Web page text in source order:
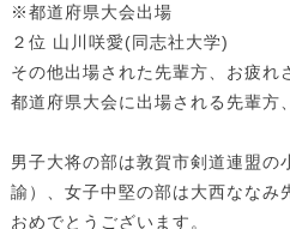
※都道府県大会出場
２位 山川咲愛(同志社大学)
その他出場された先輩方、お疲れ
都道府県大会に出場される先輩方
男子大将の部は敦賀市剣道連盟の
諭）、女子中堅の部は大西ななみ
おめでとうございます。